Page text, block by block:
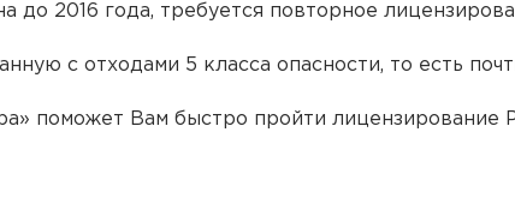
до 2016 года, требуется повторное
с отходами 5 класса опасности, то есть
поможет Вам быстро пройти лицензирование